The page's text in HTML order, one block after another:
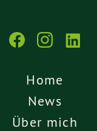
Home
News
Über mich